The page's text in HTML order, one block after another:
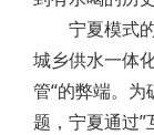
宁夏模式的
城乡供水一体
管“的弊端。
题，宁夏通过”